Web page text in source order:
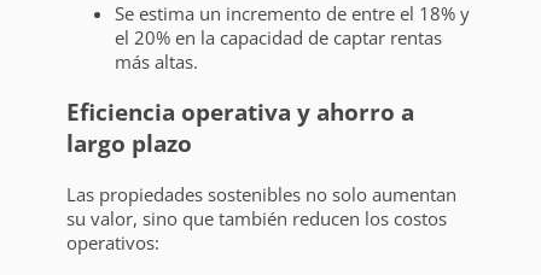
Se estima un incremento de entre el 18% y
el 20% en la capacidad de captar rentas
más altas.
Eficiencia operativa y ahorro a
largo plazo
Las propiedades sostenibles no solo aumentan
su valor, sino que también reducen los costos
operativos: